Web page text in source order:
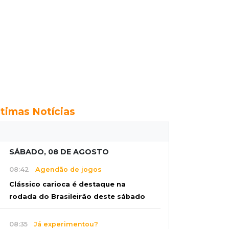
Notícias
SÁBADO, 08 DE AGOSTO
08:42 Agendão de jogos
Clássico carioca é destaque na
rodada do Brasileirão deste sábado
08:35 Já experimentou?